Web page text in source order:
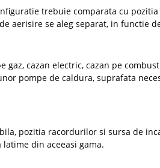
trebuie comparata cu
aerisire se aleg separat, in functie
gaz, cazan electric, cazan pe
pompe de caldura, suprafata
pozitia racordurilor si sursa de
din aceeasi gama.